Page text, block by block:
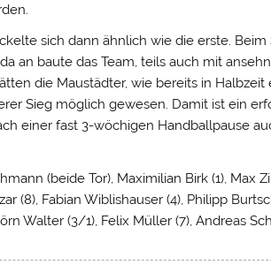
sich dann ähnlich wie die erste.
an baute das Team, teils auch mit
die Maustädter, wie bereits in
Sieg möglich gewesen. Damit ist ein
einer fast 3-wöchigen Handballpause
(beide Tor), Maximilian Birk (1), Max
(8), Fabian Wiblishauser (4), Philipp
Walter (3/1), Felix Müller (7), Andreas